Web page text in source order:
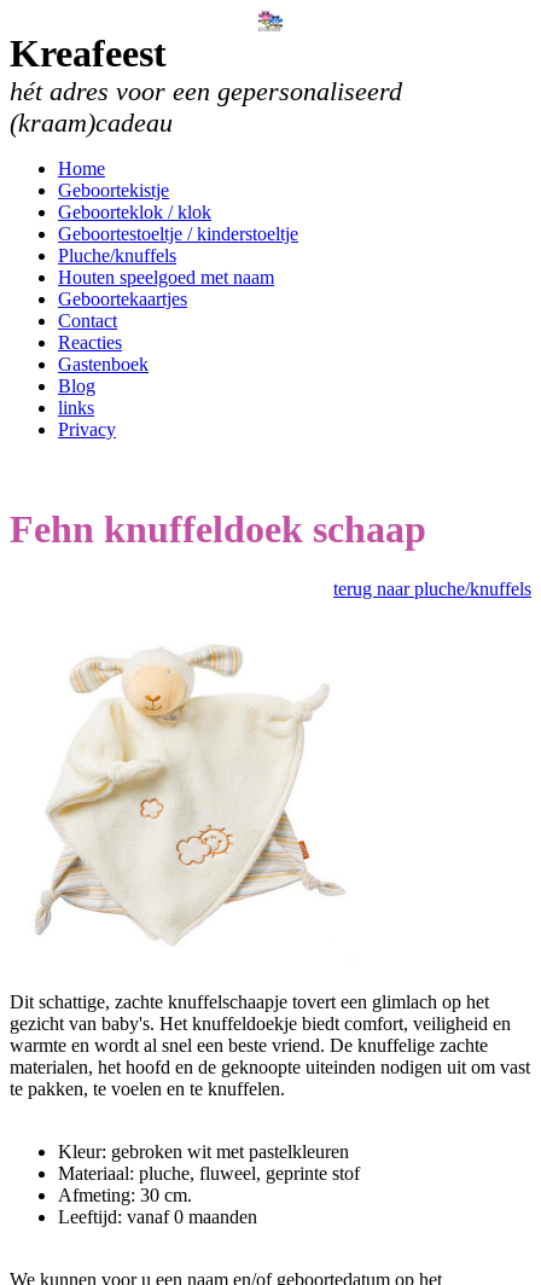
Kreafeest
hét adres voor een gepersonaliseerd
(kraam)cadeau
Home
Geboortekistje
Geboorteklok / klok
Geboortestoeltje / kinderstoeltje
Pluche/knuffels
Houten speelgoed met naam
Geboortekaartjes
Contact
Reacties
Gastenboek
Blog
links
Privacy
Fehn knuffeldoek schaap
terug naar pluche/knuffels
Dit schattige, zachte knuffelschaapje tovert een glimlach op het
gezicht van baby's. Het knuffeldoekje biedt comfort, veiligheid en
warmte en wordt al snel een beste vriend. De knuffelige zachte
materialen, het hoofd en de geknoopte uiteinden nodigen uit om vast
te pakken, te voelen en te knuffelen.
Kleur: gebroken wit met pastelkleuren
Materiaal: pluche, fluweel, geprinte stof
Afmeting: 30 cm.
Leeftijd: vanaf 0 maanden
We kunnen voor u een naam en/of geboortedatum op het